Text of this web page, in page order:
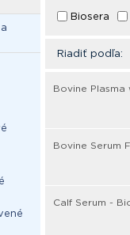
Biosera
Riadiť podľa:
Bovine
Bovine Serum
Calf Serum -